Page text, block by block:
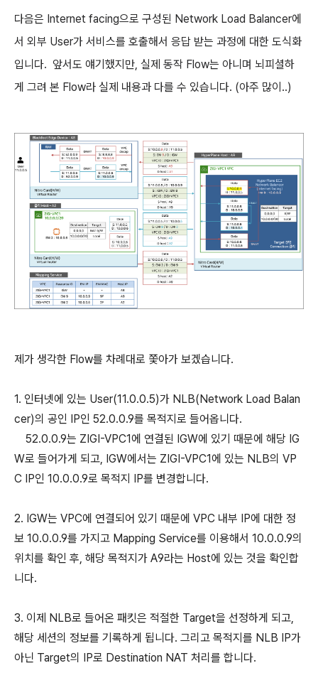
다음은 Internet facing으로 구성된 Network Load Balancer에
서 외부 User가 서비스를 호출해서 응답 받는 과정에 대한 도식화
입니다. 앞서도 얘기했지만, 실제 동작 Flow는 아니며 뇌피셜하
게 그려 본 Flow라 실제 내용과 다를 수 있습니다. (아주 많이..)
제가 생각한 Flow를 차례대로 쫓아가 보겠습니다.
1. 인터넷에 있는 User(11.0.0.5)가 NLB(Network Load Balan
cer)의 공인 IP인 52.0.0.9를 목적지로 들어옵니다.
52.0.0.9는 ZIGI-VPC1에 연결된 IGW에 있기 때문에 해당 IG
W로 들어가게 되고, IGW에서는 ZIGI-VPC1에 있는 NLB의 VP
C IP인 10.0.0.9로 목적지 IP를 변경합니다.
2. IGW는 VPC에 연결되어 있기 때문에 VPC 내부 IP에 대한 정
보 10.0.0.9를 가지고 Mapping Service를 이용해서 10.0.0.9의
위치를 확인 후, 해당 목적지가 A9라는 Host에 있는 것을 확인합
니다.
3. 이제 NLB로 들어온 패킷은 적절한 Target을 선정하게 되고,
해당 세션의 정보를 기록하게 됩니다. 그리고 목적지를 NLB IP가
아닌 Target의 IP로 Destination NAT 처리를 합니다.